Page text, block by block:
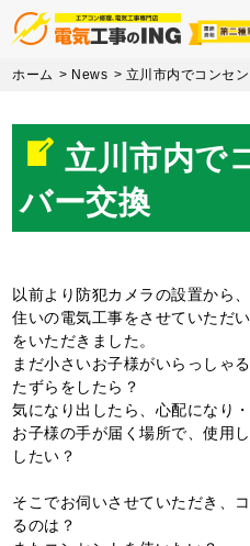
Skip
content
ホーム > News > 立川市内でコンセ
立川市内で
バー交換
以前より防犯カメラの設置から
住いの電気工事をさせていただ
をいただきました。
まだ小さいお子様がいらっしゃ
たずらをしたら？
気になり出したら、心配になり・
お子様の手が届く場所で、使用
したい？
そこでお伺いさせていただき、
るのは？